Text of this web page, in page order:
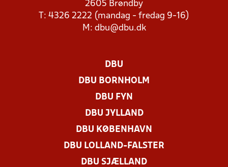
2605 Brøndby
T: 4326 2222 (mandag - fredag 9-16)
M: dbu@dbu.dk
DBU
DBU BORNHOLM
DBU FYN
DBU JYLLAND
DBU KØBENHAVN
DBU LOLLAND-FALSTER
DBU SJÆLLAND